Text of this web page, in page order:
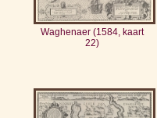
Waghenaer (1584, kaart
22)